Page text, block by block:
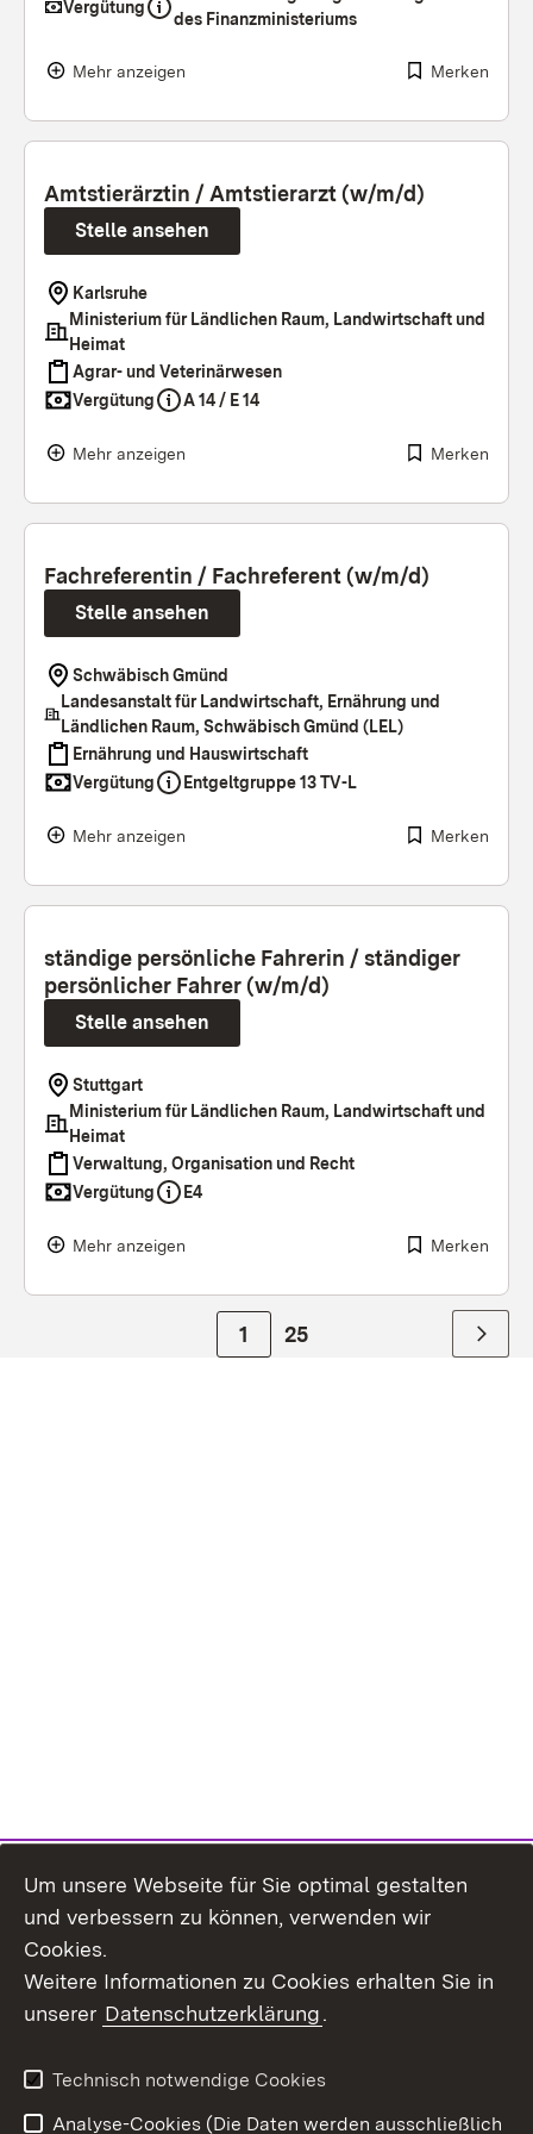
Vergütung
des Finanzministeriums
Mehr anzeigen Merken
Amtstierärztin / Amtstierarzt (w/m/d)
Stelle ansehen
Karlsruhe
Ministerium für Ländlichen Raum, Landwirtschaft und
Heimat
Agrar- und Veterinärwesen
Vergütung
A 14 / E 14
Mehr anzeigen Merken
Fachreferentin / Fachreferent (w/m/d)
Stelle ansehen
Schwäbisch Gmünd
Landesanstalt für Landwirtschaft, Ernährung und
Ländlichen Raum, Schwäbisch Gmünd (LEL)
Ernährung und Hauswirtschaft
Vergütung
Entgeltgruppe 13 TV-L
Mehr anzeigen Merken
ständige persönliche Fahrerin / ständiger
persönlicher Fahrer (w/m/d)
Stelle ansehen
Stuttgart
Ministerium für Ländlichen Raum, Landwirtschaft und
Heimat
Verwaltung, Organisation und Recht
Vergütung
E4
Mehr anzeigen Merken
Zur ersten Seite
1 Zur letzten Seite
25
Um unsere Webseite für Sie optimal gestalten
und verbessern zu können, verwenden wir
Cookies.
Weitere Informationen zu Cookies erhalten Sie in
unserer Datenschutzerklärung.
Technisch notwendige Cookies
Analyse-Cookies (Die Daten werden ausschließlich